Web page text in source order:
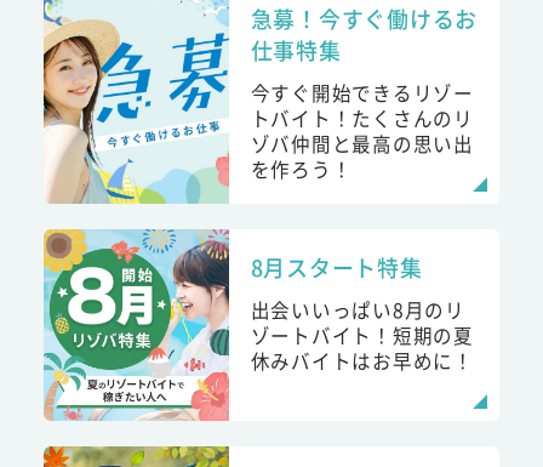
急募！今すぐ働けるお
仕事特集
今すぐ開始できるリゾー
トバイト！たくさんのリ
ゾバ仲間と最高の思い出
を作ろう！
8月スタート特集
出会いいっぱい8月のリ
ゾートバイト！短期の夏
休みバイトはお早めに！